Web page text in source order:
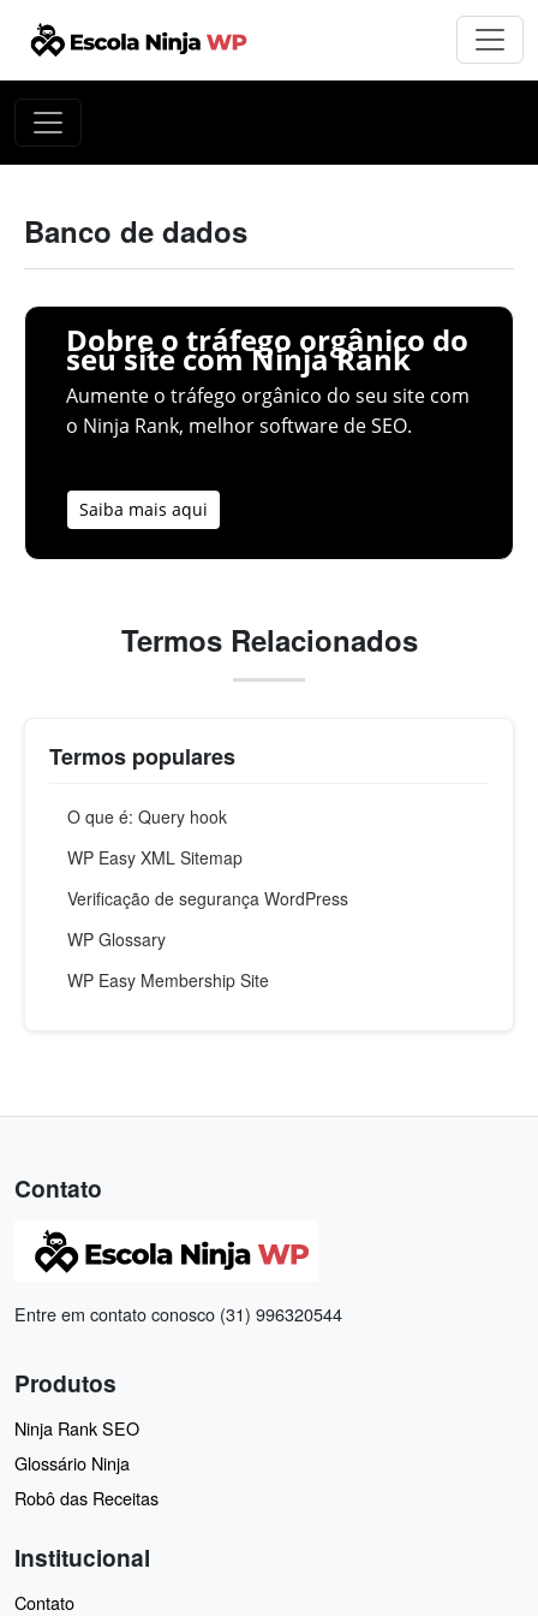
Banco de dados
Dobre o tráfego orgânico do
seu site com Ninja Rank
Aumente o tráfego orgânico do seu site com
o Ninja Rank, melhor software de SEO.
Saiba mais aqui
Termos Relacionados
Termos populares
O que é: Query hook
WP Easy XML Sitemap
Verificação de segurança WordPress
WP Glossary
WP Easy Membership Site
Contato
Entre em contato conosco (31) 996320544
Produtos
Ninja Rank SEO
Glossário Ninja
Robô das Receitas
Institucional
Contato